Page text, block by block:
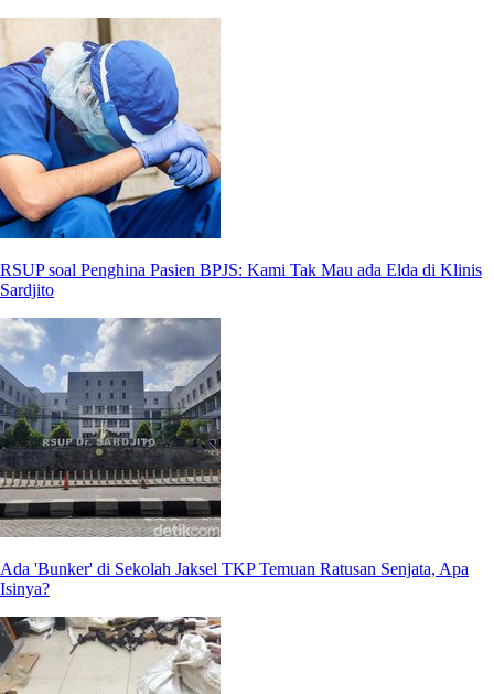
RSUP soal Penghina Pasien BPJS: Kami Tak Mau ada Elda di Klinis
Sardjito
Ada 'Bunker' di Sekolah Jaksel TKP Temuan Ratusan Senjata, Apa
Isinya?